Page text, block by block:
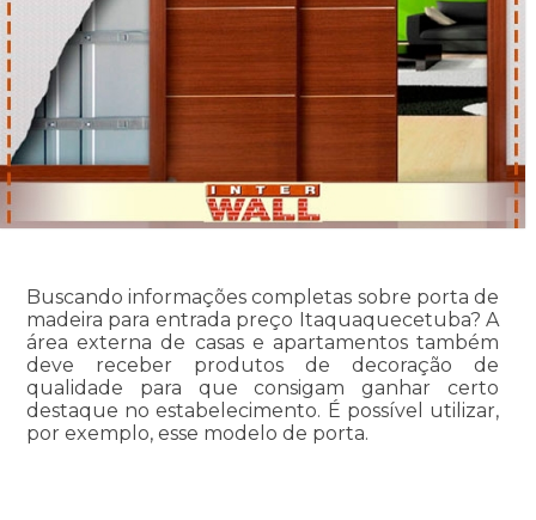
Buscando informações completas sobre porta de
madeira para entrada preço Itaquaquecetuba? A
área externa de casas e apartamentos também
deve receber produtos de decoração de
qualidade para que consigam ganhar certo
destaque no estabelecimento. É possível utilizar,
por exemplo, esse modelo de porta.